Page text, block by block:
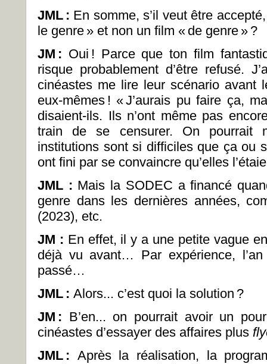
JML : En somme, s’il veut être
le genre » et non un film « de genre » ?
JM : Oui ! Parce que ton film
risque probablement d’être refusé.
cinéastes me lire leur scénario avant
eux-mêmes ! « J’aurais pu faire ça,
disaient-ils. Ils n’ont même pas
train de se censurer. On pourrait
institutions sont si difficiles que ça ou
ont fini par se convaincre qu’elles
JML : Mais la SODEC a financé
genre dans les dernières années,
(2023), etc.
JM : En effet, il y a une petite vague
déjà vu avant… Par expérience,
passé…
JML : Alors... c’est quoi la solution ?
JM : B’en... on pourrait avoir un
cinéastes d’essayer des affaires plus
JML : Après la réalisation, la